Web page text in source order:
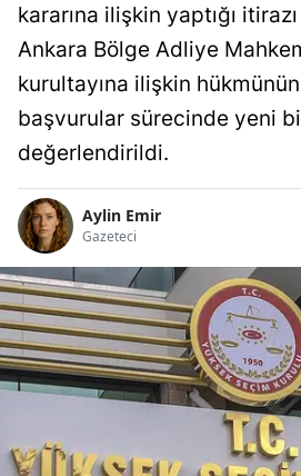
kararına ilişkin yaptığı
Ankara Bölge Adliye
kurultayına ilişkin
başvurular sürecinde yeni
değerlendirildi.
Aylin Emir
Gazeteci